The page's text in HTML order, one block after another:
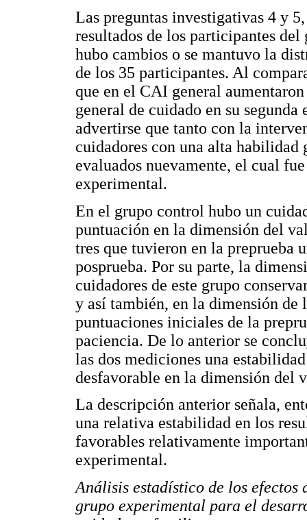
Las preguntas investigativas 4 y
resultados de los participantes
hubo cambios o se mantuvo la
de los 35 participantes. Al
que en el CAI general
general de cuidado en su
advertirse que tanto con la
cuidadores con una alta habilidad
evaluados nuevamente, el cual
experimental.
En el grupo control hubo un
puntuación en la dimensión del
tres que tuvieron en la preprueba
posprueba. Por su parte, la
cuidadores de este grupo
y así también, en la dimensión de
puntuaciones iniciales de la
paciencia. De lo anterior se
las dos mediciones una
desfavorable en la dimensión del
La descripción anterior señala,
una relativa estabilidad en los
favorables relativamente
experimental.
Análisis estadístico de los
grupo experimental para el